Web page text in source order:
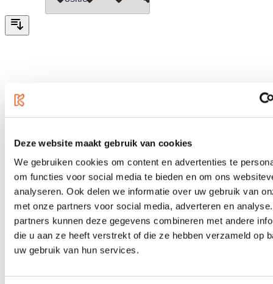
Deze website maakt gebruik van cookies
We gebruiken cookies om content en advertenties te
om functies voor social media te bieden en om ons
analyseren. Ook delen we informatie over uw gebruik van
met onze partners voor social media, adverteren en
partners kunnen deze gegevens combineren met andere
die u aan ze heeft verstrekt of die ze hebben verzameld op
uw gebruik van hun services.
Nedis Lightning-Adapter